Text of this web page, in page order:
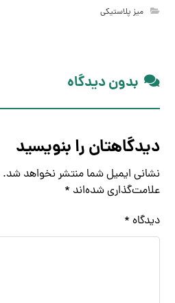
میز پلاستیکی
بدون دیدگاه
دیدگاهتان را بنویسید
نشانی ایمیل شما منتشر نخواهد شد.
علامت‌گذاری شده‌اند *
دیدگاه *